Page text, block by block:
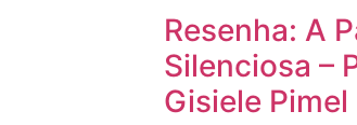
Resenha: A
Silenciosa –
Gisiele Pimel